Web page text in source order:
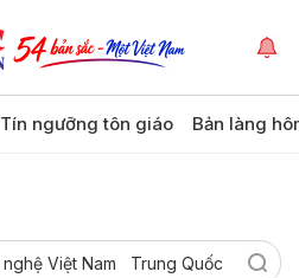
Tín ngưỡng tôn giáo Bản làng